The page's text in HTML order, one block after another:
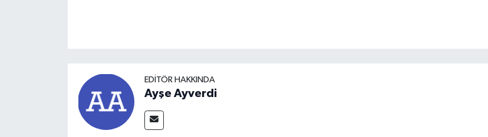
EDITÖR HAKKINDA
Ayşe Ayverdi